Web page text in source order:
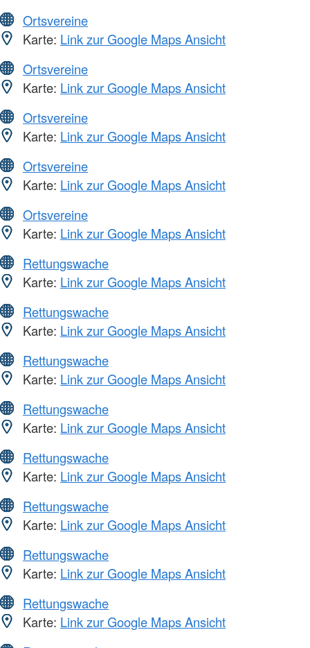
Ortsvereine
Karte: Link zur Google Maps Ansicht
Ortsvereine
Karte: Link zur Google Maps Ansicht
Ortsvereine
Karte: Link zur Google Maps Ansicht
Ortsvereine
Karte: Link zur Google Maps Ansicht
Ortsvereine
Karte: Link zur Google Maps Ansicht
Rettungswache
Karte: Link zur Google Maps Ansicht
Rettungswache
Karte: Link zur Google Maps Ansicht
Rettungswache
Karte: Link zur Google Maps Ansicht
Rettungswache
Karte: Link zur Google Maps Ansicht
Rettungswache
Karte: Link zur Google Maps Ansicht
Rettungswache
Karte: Link zur Google Maps Ansicht
Rettungswache
Karte: Link zur Google Maps Ansicht
Rettungswache
Karte: Link zur Google Maps Ansicht